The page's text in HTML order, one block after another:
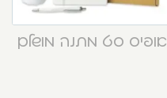
אופיס סט מתנה מושלם